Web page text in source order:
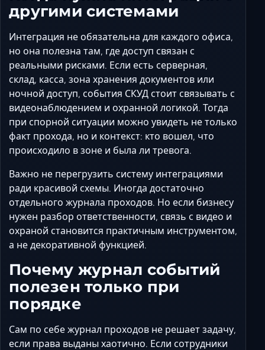
другими системами
Интеграция не обязательна для каждого офиса,
но она полезна там, где доступ связан с
реальными рисками. Если есть серверная,
склад, касса, зона хранения документов или
ночной доступ, события СКУД стоит связывать с
видеонаблюдением и охранной логикой. Тогда
при спорной ситуации можно увидеть не только
факт прохода, но и контекст: кто вошел, что
происходило в зоне и была ли тревога.
Важно не перегрузить систему интеграциями
ради красивой схемы. Иногда достаточно
отдельного журнала проходов. Но если бизнесу
нужен разбор ответственности, связь с видео и
охраной становится практичным инструментом,
а не декоративной функцией.
Почему журнал событий
полезен только при
порядке
Сам по себе журнал проходов не решает задачу,
если права выданы хаотично. Если сотрудники